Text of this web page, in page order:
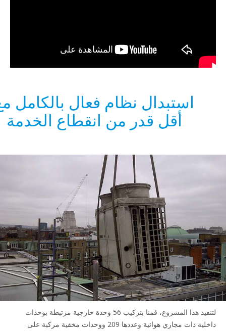
نظام فعال بالكامل مع
أقل قدر من انقطاع الخدمة
لتنفيذ هذا المشروع، قمنا بتركيب 56 وحدة خارجية مرتبطة بوحدات
داخلية ذات مجاري هوائية وعددها 209 ووحدات مخفية مركبة على